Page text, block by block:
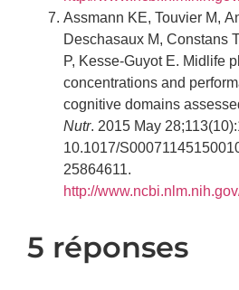
Assmann KE, Touvier M,
Deschasaux M, Constans
P, Kesse-Guyot E. Midlife
concentrations and
cognitive domains
Nutr. 2015 May
10.1017/
25864611.
http://
5 réponses